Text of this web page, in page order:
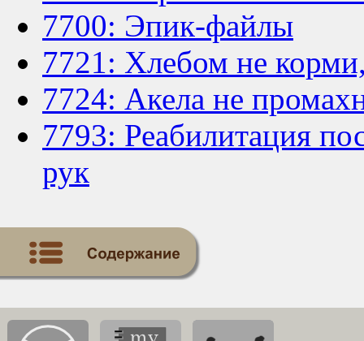
7700: Эпик-файлы
7721: Хлебом не
7724: Акела не
7793: Реабилитация
рук